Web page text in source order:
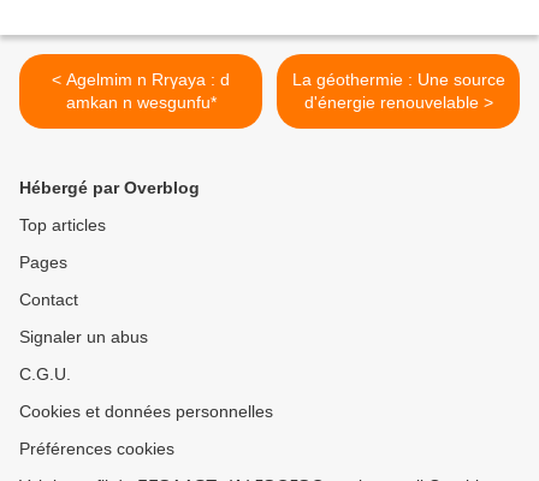
< Agelmim n Rrγaya : d
amkan n wesgunfu*
La géothermie : Une source
d'énergie renouvelable >
Hébergé par Overblog
Top articles
Pages
Contact
Signaler un abus
C.G.U.
Cookies et données personnelles
Préférences cookies